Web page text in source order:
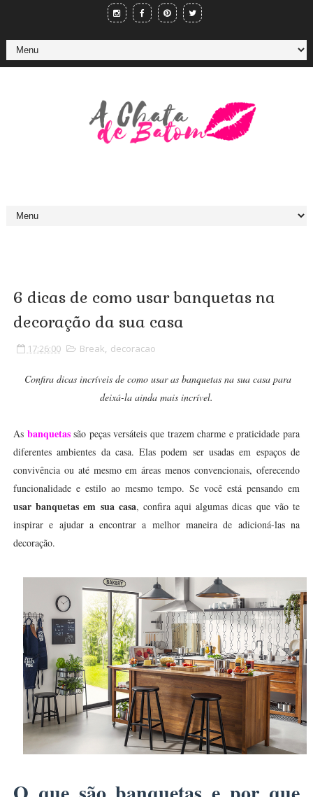
6 dicas de como usar banquetas na
decoração da sua casa
17:26:00 Break, decoracao
Confira dicas incríveis de como usar as banquetas na sua casa para
deixá-la ainda mais incrível.
As banquetassão peças versáteis que trazem charme e praticidade para
diferentes ambientes da casa. Elas podem ser usadas em espaços de
convivência ou até mesmo em áreas menos convencionais, oferecendo
funcionalidade e estilo ao mesmo tempo. Se você está pensando em
usar banquetas em sua casa, confira aqui algumas dicas que vão te
inspirar e ajudar a encontrar a melhor maneira de adicioná-las na
decoração.